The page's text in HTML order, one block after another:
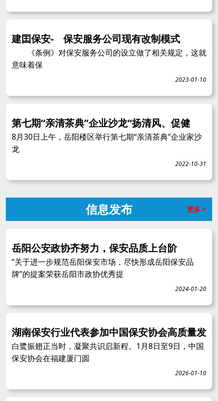
建囯保安- 保安服务公司现有改制模式
《条例》对保安服务公司的设立做了相关规定，这就
意味着保
2023-01-10
第七期“亲清茶典”企业沙龙“扬清风、促健
8月30日上午，岳阳楼区举行第七期“亲清茶典”企业家沙
龙
2022-10-31
信息发布 更多 >
岳阳公安政协齐努力，保安品质上台阶
“关于进一步规范岳阳保安市场，尽快形成岳阳保安品
牌”的提案荣获岳阳市政协优秀提
2024-01-20
湖南保安行业代表参加中国保安协会高质量发
白鹭振翅正当时，凝聚共识启新程。1月8日至9日，中国
保安协会在福建厦门圆
2026-01-10